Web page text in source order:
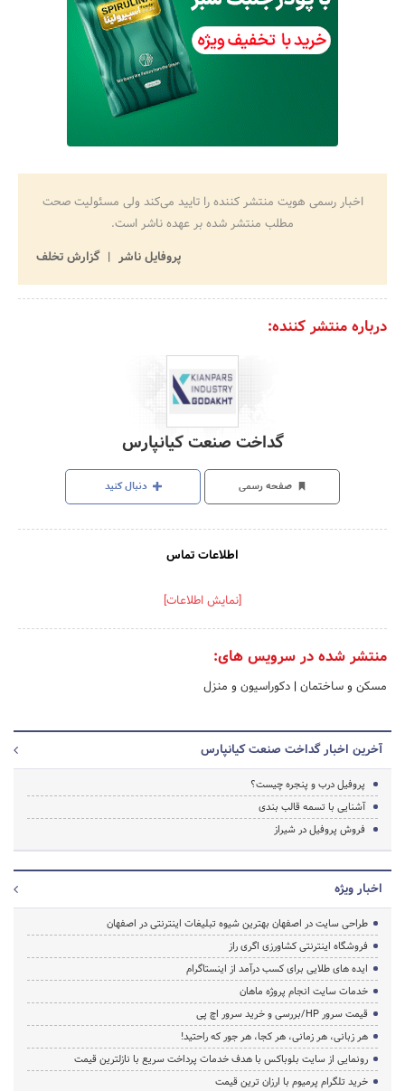
اخبار رسمی هویت منتشر کننده را تایید می‌کند ولی مسئولیت صحت
مطلب منتشر شده بر عهده ناشر است.
پروفایل ناشر
گزارش تخلف
درباره منتشر کننده:
گداخت صنعت کیانپارس
صفحه رسمی دنبال کنید
اطلاعات تماس
[نمایش اطلاعات]
منتشر شده در سرویس های:
مسکن و ساختمان | دکوراسیون و منزل
آخرین اخبار گداخت صنعت کیانپارس
پروفیل درب و پنجره چیست؟
آشنایی با تسمه قالب بندی
فروش پروفیل در شیراز
اخبار ویژه
طراحی سایت در اصفهان بهترین شیوه تبلیغات اینترنتی در اصفهان
فروشگاه اینترنتی کشاورزی اگری راز
ایده های طلایی برای کسب درآمد از اینستاگرام
خدمات سایت انجام پروژه ماهان
قیمت سرور HP/بررسی و خرید سرور اچ پی
هر زبانی، هر زمانی، هر کجا، هر جور که راحتید!
رونمایی از سایت بلوباکس با هدف خدمات پرداخت سریع با نازلترین قیمت
خرید تلگرام پرمیوم با ارزان ترین قیمت